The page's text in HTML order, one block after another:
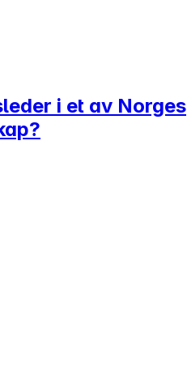
i et av Norges